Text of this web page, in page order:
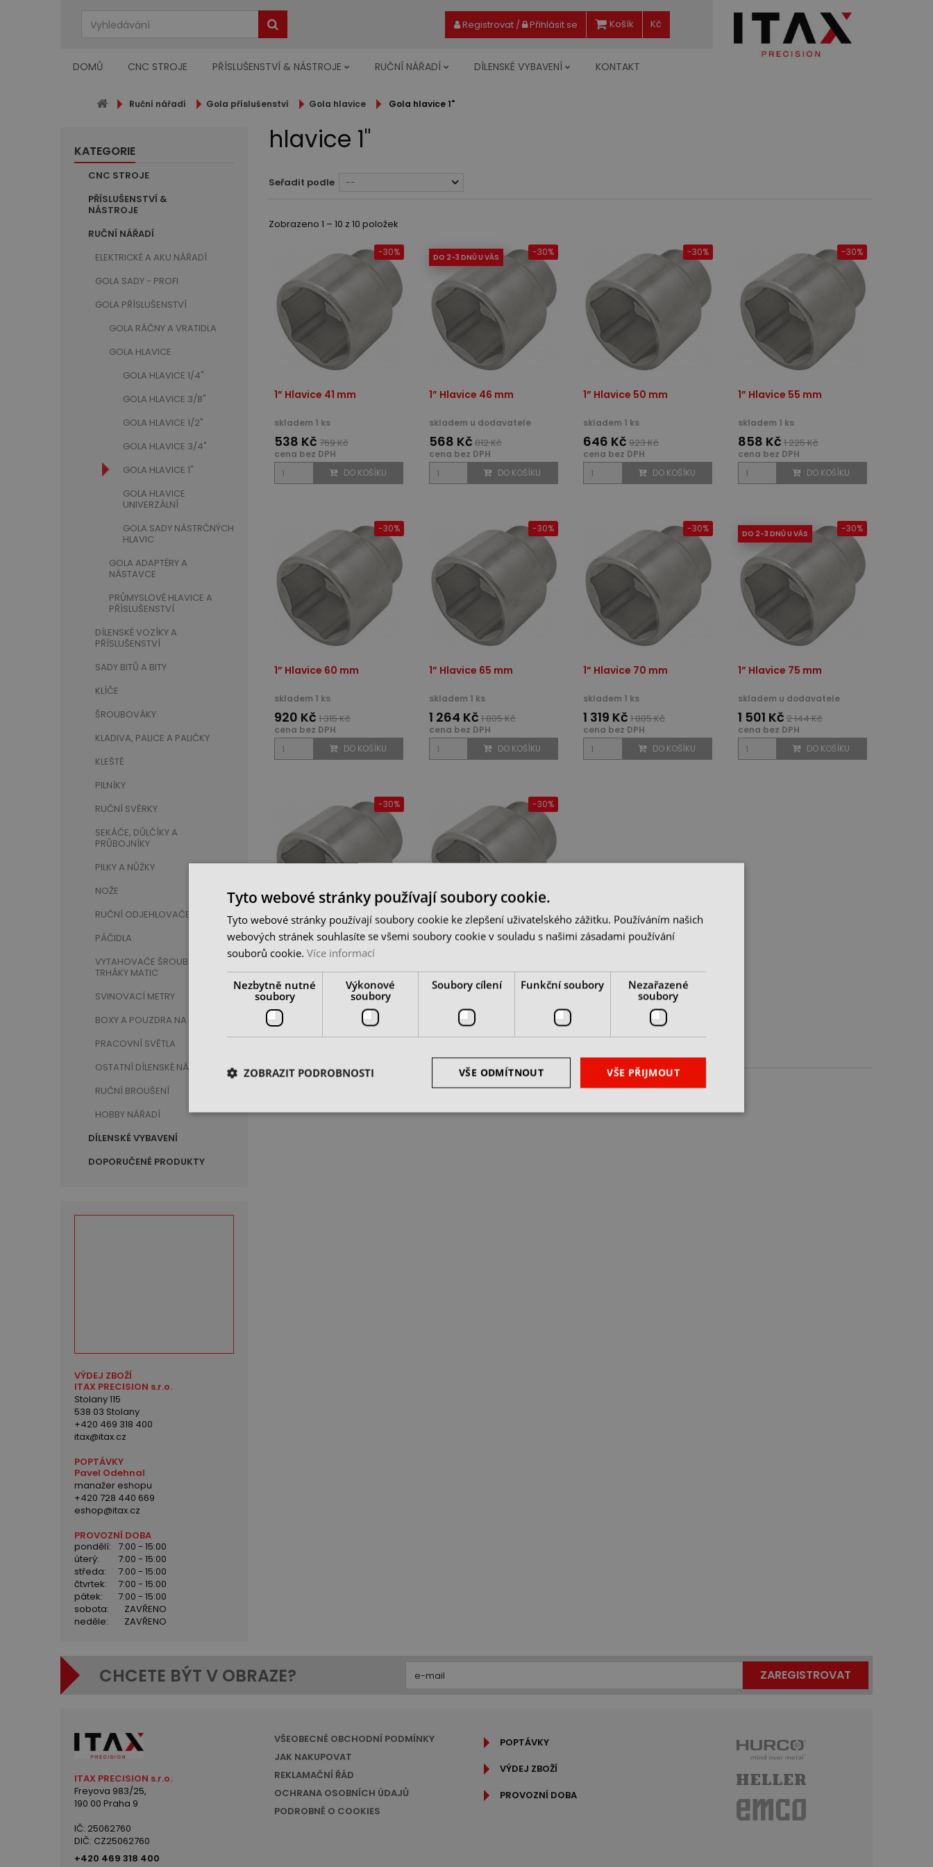
Kč
Košík
Registrovat/ Přihlásit se
DOMŮ CNC STROJE PŘÍSLUŠENSTVÍ & NÁSTROJE RUČNÍ NÁŘADÍ DÍLENSKÉ VYBAVENÍ KONTAKT
Ruční nářadí Gola příslušenství Gola hlavice Gola hlavice 1"
KATEGORIE
CNC STROJE
PŘÍSLUŠENSTVÍ &
NÁSTROJE
RUČNÍ NÁŘADÍ
ELEKTRICKÉ A AKU NÁŘADÍ
GOLA SADY - PROFI
GOLA PŘÍSLUŠENSTVÍ
GOLA RÁČNY A VRATIDLA
GOLA HLAVICE
GOLA HLAVICE 1/4"
GOLA HLAVICE 3/8"
GOLA HLAVICE 1/2"
GOLA HLAVICE 3/4"
GOLA HLAVICE 1"
GOLA HLAVICE
UNIVERZÁLNÍ
GOLA SADY NÁSTRČNÝCH
HLAVIC
GOLA ADAPTÉRY A
NÁSTAVCE
PRŮMYSLOVÉ HLAVICE A
PŘÍSLUŠENSTVÍ
DÍLENSKÉ VOZÍKY A
PŘÍSLUŠENSTVÍ
SADY BITŮ A BITY
KLÍČE
ŠROUBOVÁKY
KLADIVA, PALICE A PALIČKY
KLEŠTĚ
PILNÍKY
RUČNÍ SVĚRKY
SEKÁČE, DŮLČÍKY A
PRŮBOJNÍKY
PILKY A NŮŽKY
NOŽE
RUČNÍ ODJEHLOVAČE
PÁČIDLA
VYTAHOVAČE ŠROUBŮ A
TRHÁKY MATIC
SVINOVACÍ METRY
BOXY A POUZDRA NA NÁŘADÍ
PRACOVNÍ SVĚTLA
OSTATNÍ DÍLENSKÉ NÁŘADÍ
RUČNÍ BROUŠENÍ
HOBBY NÁŘADÍ
DÍLENSKÉ VYBAVENÍ
DOPORUČENÉ PRODUKTY
VÝDEJ ZBOŽÍ
ITAX PRECISION s.r.o.
Stolany 115
538 03 Stolany
+420 469 318 400
itax@itax.cz
POPTÁVKY
Pavel Odehnal
manažer eshopu
+420 728 440 669
eshop@itax.cz
PROVOZNÍ DOBA
pondělí:
7:00 - 15:00
úterý:
7:00 - 15:00
středa:
7:00 - 15:00
čtvrtek:
7:00 - 15:00
pátek:
7:00 - 15:00
sobota:
ZAVŘENO
neděle:
ZAVŘENO
hlavice 1"
Seřadit podle --
Zobrazeno 1 – 10 z 10 položek
1” Hlavice 41 mm
skladem 1 ks
538 Kč 769 Kč
-30%
cena bez DPH
DO KOŠÍKU
DO 2-3 DNŮ U VÁS
1” Hlavice 46 mm
skladem u dodavatele
568 Kč812 Kč
-30%
cena bez DPH
DO KOŠÍKU
1” Hlavice 50 mm
skladem 1 ks
646 Kč 923 Kč
-30%
cena bez DPH
DO KOŠÍKU
1” Hlavice 55 mm
skladem 1 ks
858 Kč1 225 Kč
-30%
cena bez DPH
DO KOŠÍKU
1” Hlavice 60 mm
skladem 1 ks
920 Kč 1 315 Kč
-30%
cena bez DPH
DO KOŠÍKU
1” Hlavice 65 mm
skladem 1 ks
1 264 Kč1 805 Kč
-30%
cena bez DPH
DO KOŠÍKU
1” Hlavice 70 mm
skladem 1 ks
1 319 Kč 1 885 Kč
-30%
cena bez DPH
DO KOŠÍKU
DO 2-3 DNŮ U VÁS
1” Hlavice 75 mm
skladem u dodavatele
1 501 Kč2 144 Kč
-30%
cena bez DPH
DO KOŠÍKU
1” Hlavice 77 mm
skladem 1 ks
1 642 Kč 2 346 Kč
-30%
cena bez DPH
DO KOŠÍKU
1” Hlavice 80 mm
skladem 1 ks
1 656 Kč
-30%
cena bez DPH
CHCETE BÝT V OBRAZE? ZAREGISTROVAT
ITAX PRECISION s.r.o.
Freyova 983/25,
190 00 Praha 9
IČ: 25062760
DIČ: CZ25062760
+420 469 318 400
VŠEOBECNÉ OBCHODNÍ PODMÍNKY
JAK NAKUPOVAT
REKLAMAČNÍ ŘÁD
OCHRANA OSOBNÍCH ÚDAJŮ
PODROBNĚ O COOKIES
POPTÁVKY
VÝDEJ ZBOŽÍ
PROVOZNÍ DOBA
Tyto webové stránky používají soubory cookie.
Tyto webové stránky používají soubory cookie ke zlepšení uživatelského zážitku. Používáním našich
webových stránek souhlasíte se všemi soubory cookie v souladu s našimi zásadami používání
souborů cookie. Více informací
Nezbytně nutné
soubory
Výkonové
soubory
Soubory cílení Funkční soubory
Nezařazené
soubory
VŠE PŘIJMOUT
VŠE ODMÍTNOUT
ZOBRAZIT PODROBNOSTI